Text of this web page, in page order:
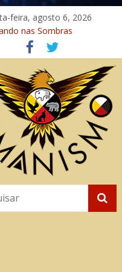
feira, agosto 6, 2026
nas Sombras
A Jornada do Espírito
Universal
– Caminho Espiritual –
na Cura